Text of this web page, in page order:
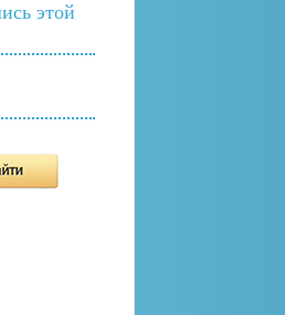
этой